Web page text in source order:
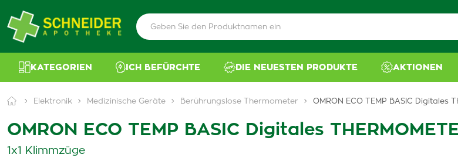
KATEGORIEN ICH BEFÜRCHTE DIE NEUESTEN PRODUKTE AKTIONEN
Elektronik Medizinische Geräte Berührungslose Thermometer OMRON ECO TEMP BASIC Digitales
OMRON ECO TEMP BASIC Digitales
1x1 Klimmzüge